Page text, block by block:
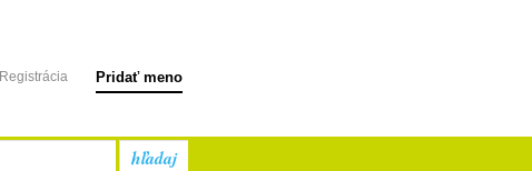
Registrácia Pridať meno
hľadaj